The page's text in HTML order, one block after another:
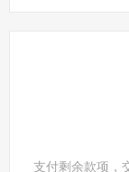
支付剩余款项，